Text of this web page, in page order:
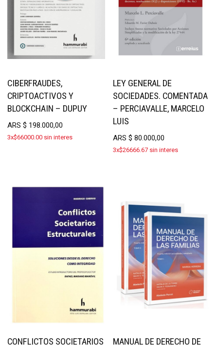
CIBERFRAUDES,
CRIPTOACTIVOS Y
BLOCKCHAIN – DUPUY
ARS $ 198.000,00
3x$66000.00 sin interes
LEY GENERAL DE
SOCIEDADES. COMENTADA
– PERCIAVALLE, MARCELO
LUIS
ARS$ 80.000,00
3x$26666.67 sin interes
CONFLICTOS SOCIETARIOS
MANUAL DE DERECHO DE